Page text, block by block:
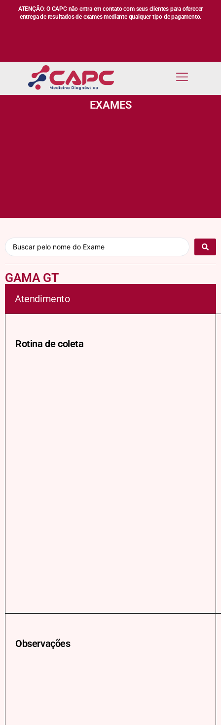
ATENÇÃO: O CAPC não entra em contato com seus clientes para oferecer
entrega de resultados de exames mediante qualquer tipo de pagamento.
EXAMES
GAMA GT
Atendimento
Rotina de coleta
Observações